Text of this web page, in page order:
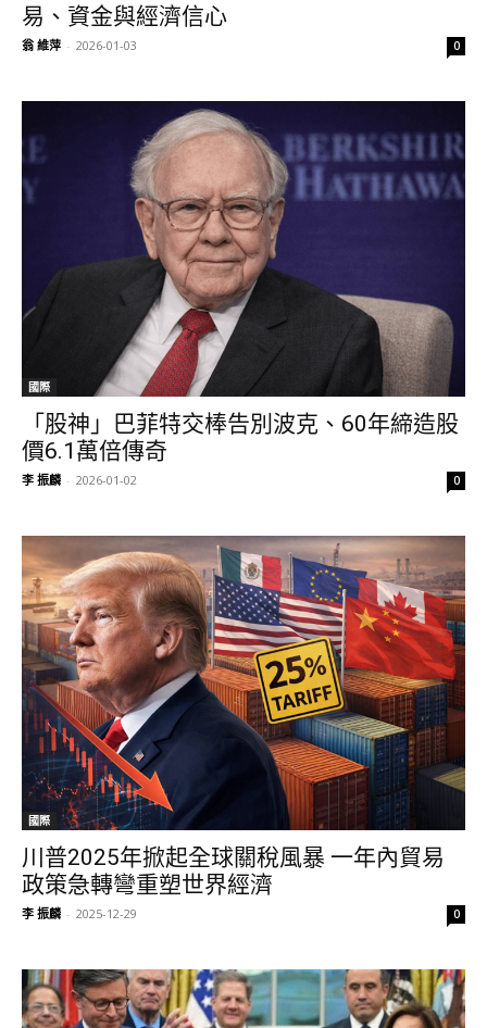
易、資金與經濟信心
翁 維萍 - 2026-01-03 0
國際
「股神」巴菲特交棒告別波克、60年締造股
價6.1萬倍傳奇
李 振麟 - 2026-01-02 0
國際
川普2025年掀起全球關稅風暴 一年內貿易
政策急轉彎重塑世界經濟
李 振麟 - 2025-12-29 0